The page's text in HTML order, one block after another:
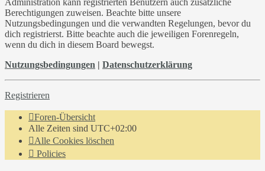
Administration kann registrierten Benutzern auch zusätzliche
Berechtigungen zuweisen. Beachte bitte unsere
Nutzungsbedingungen und die verwandten Regelungen, bevor du
dich registrierst. Bitte beachte auch die jeweiligen Forenregeln,
wenn du dich in diesem Board bewegst.
Nutzungsbedingungen | Datenschutzerklärung
Registrieren
Foren-Übersicht
Alle Zeiten sind UTC+02:00
Alle Cookies löschen
Policies